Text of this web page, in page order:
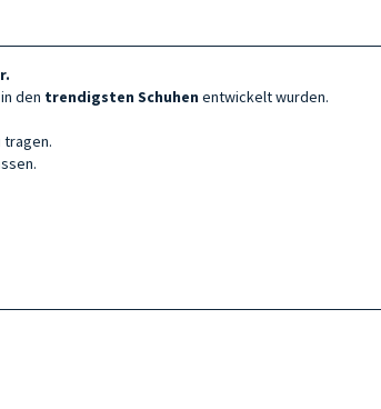
den trendigsten Schuhen entwickelt wurden.
tragen.